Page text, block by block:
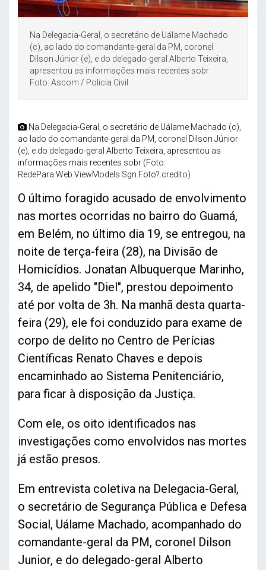
Na Delegacia-Geral, o secretário de Uálame Machado
(c), ao lado do comandante-geral da PM, coronel
Dilson Júnior (e), e do delegado-geral Alberto Teixeira,
apresentou as informações mais recentes sobr
Foto: Ascom / Policia Civil
Na Delegacia-Geral, o secretário de Uálame Machado (c),
ao lado do comandante-geral da PM, coronel Dilson Júnior
(e), e do delegado-geral Alberto Teixeira, apresentou as
informações mais recentes sobr (Foto:
RedePara.Web.ViewModels.Sgn.Foto?.credito)
O último foragido acusado de envolvimento
nas mortes ocorridas no bairro do Guamá,
em Belém, no último dia 19, se entregou, na
noite de terça-feira (28), na Divisão de
Homicídios. Jonatan Albuquerque Marinho,
34, de apelido "Diel", prestou depoimento
até por volta de 3h. Na manhã desta quarta-
feira (29), ele foi conduzido para exame de
corpo de delito no Centro de Perícias
Científicas Renato Chaves e depois
encaminhado ao Sistema Penitenciário,
para ficar à disposição da Justiça.
Com ele, os oito identificados nas
investigações como envolvidos nas mortes
já estão presos.
Em entrevista coletiva na Delegacia-Geral,
o secretário de Segurança Pública e Defesa
Social, Uálame Machado, acompanhado do
comandante-geral da PM, coronel Dilson
Junior, e do delegado-geral Alberto